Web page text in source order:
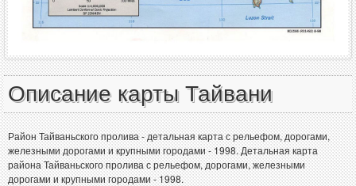
Описание карты Тайвани
Район Тайваньского пролива - детальная карта с рельефом, дорогами,
железными дорогами и крупными городами - 1998. Детальная карта
района Тайваньского пролива с рельефом, дорогами, железными
дорогами и крупными городами - 1998.